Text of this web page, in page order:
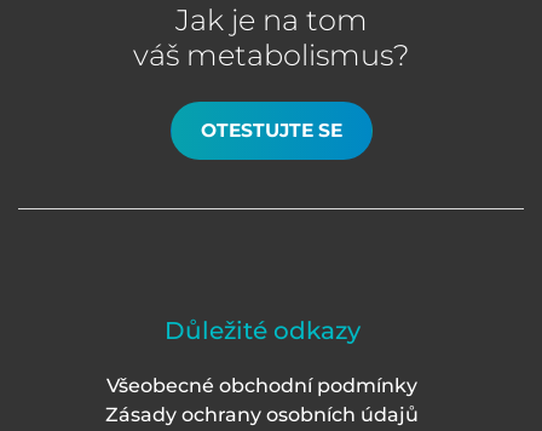
Jak je na tom
váš metabolismus?
OTESTUJTE SE
Důležité odkazy
Všeobecné obchodní podmínky
Zásady ochrany osobních údajů